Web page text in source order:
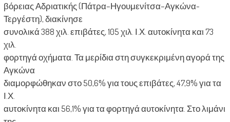
βόρειας Αδριατικής (Πάτρα–Ηγουμενίτσα–Αγκώνα-
Τεργέστη), διακίνησε
συνολικά 388 χιλ. επιβάτες, 105 χιλ. Ι.Χ. αυτοκίνητα και 73
χιλ.
φορτηγά οχήματα. Τα μερίδια στη συγκεκριμένη αγορά της
Αγκώνα
διαμορφώθηκαν στο 50,6% για τους επιβάτες, 47,9% για τα
Ι.Χ.
αυτοκίνητα και 56,1% για τα φορτηγά αυτοκίνητα. Στο λιμάνι